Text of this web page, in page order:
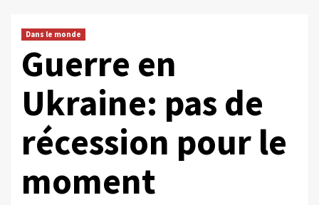
Dans le monde
Guerre en
Ukraine: pas de
récession pour le
moment